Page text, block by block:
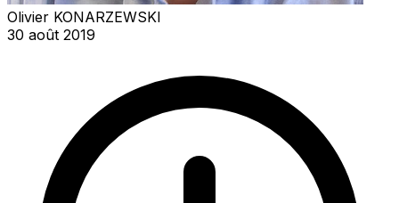
Olivier KONARZEWSKI
30 août 2019